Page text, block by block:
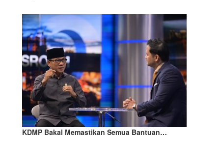
KDMP Bakal Memastikan Semua Bantuan…